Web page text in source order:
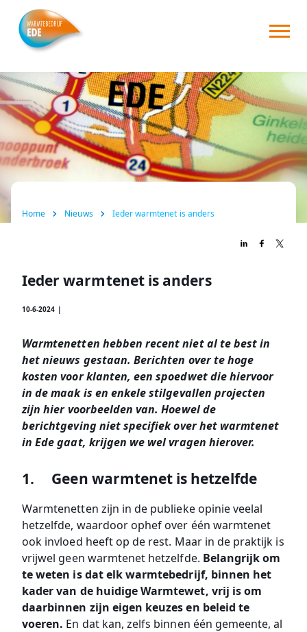
Home
Over ons
Consument
Zakelijk
Home Nieuws Ieder warmtenet is anders
Ieder warmtenet is anders
10-6-2024 |
Warmtenetten hebben recent niet al te best in
het nieuws gestaan. Berichten over te hoge
kosten voor klanten, een spoedwet die hiervoor
in de maak is en enkele stilgevallen projecten
zijn hier voorbeelden van. Hoewel de
berichtgeving niet specifiek over het warmtenet
in Ede gaat, krijgen we wel vragen hierover.
1. Geen warmtenet is hetzelfde
Warmtenetten zijn in de publieke opinie veelal
hetzelfde, waardoor ophef over één warmtenet
ook invloed heeft op de rest. Maar in de praktijk is
vrijwel geen warmtenet hetzelfde. Belangrijk om
te weten is dat elk warmtebedrijf, binnen het
kader van de huidige Warmtewet, vrij is om
daarbinnen zijn eigen keuzes en beleid te
voeren. En dat kan, zelfs binnen één gemeente, al